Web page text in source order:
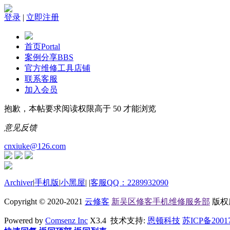
登录 | 立即注册
首页Portal
案例分享BBS
官方维修工具店铺
联系客服
加入会员
抱歉，本帖要求阅读权限高于 50 才能浏览
意见反馈
cnxiuke@126.com
Archiver|手机版|小黑屋| |客服QQ：2289932090
Copyright © 2020-2021 云修客 新吴区修客手机维修服务部 版权
Powered by Comsenz Inc X3.4 技术支持: 恩顿科技 苏ICP备